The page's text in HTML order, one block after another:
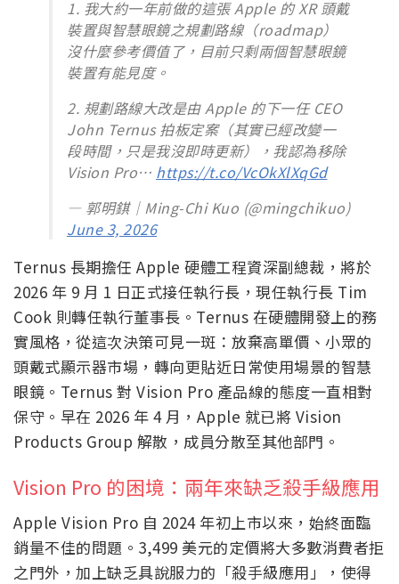
1. 我大約一年前做的這張 Apple 的 XR 頭戴
裝置與智慧眼鏡之規劃路線（roadmap）
沒什麼參考價值了，目前只剩兩個智慧眼鏡
裝置有能見度。
2. 規劃路線大改是由 Apple 的下一任 CEO
John Ternus 拍板定案（其實已經改變一
段時間，只是我沒即時更新），我認為移除
Vision Pro… https://t.co/VcOkXlXqGd
— 郭明錤｜Ming-Chi Kuo (@mingchikuo)
June 3, 2026
Ternus 長期擔任 Apple 硬體工程資深副總裁，將於
2026 年 9 月 1 日正式接任執行長，現任執行長 Tim
Cook 則轉任執行董事長。Ternus 在硬體開發上的務
實風格，從這次決策可見一斑：放棄高單價、小眾的
頭戴式顯示器市場，轉向更貼近日常使用場景的智慧
眼鏡。Ternus 對 Vision Pro 產品線的態度一直相對
保守。早在 2026 年 4 月，Apple 就已將 Vision
Products Group 解散，成員分散至其他部門。
Vision Pro 的困境：兩年來缺乏殺手級應用
Apple Vision Pro 自 2024 年初上市以來，始終面臨
銷量不佳的問題。3,499 美元的定價將大多數消費者拒
之門外，加上缺乏具說服力的「殺手級應用」，使得